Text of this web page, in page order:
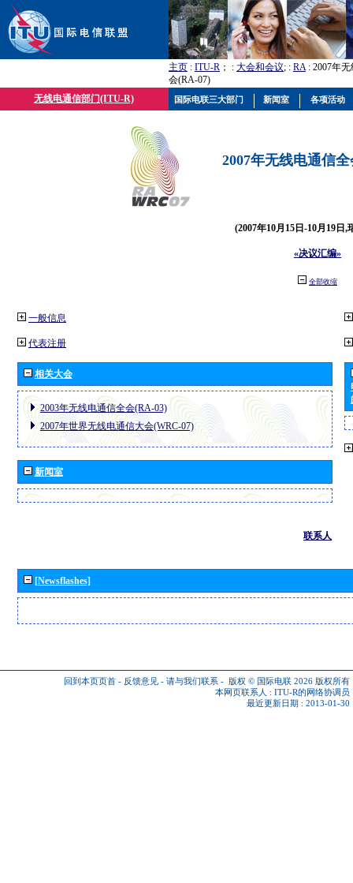
主页 : ITU-R ； : 大会和会议; : RA: 2007年
会(RA-07)
无线电通信部门(ITU-R)
2007年无线电通信
(2007年10月15日-10月19日,
«决议汇编»
全部收缩
一般信息
代表注册
相关大会
2003年无线电通信全会(RA-03)
2007年世界无线电通信大会(WRC-07)
新闻室
联系人
[Newsflashes]
回到本页页首 - 反馈意见 - 请与我们联系 - 版权 © 国际电联 2026 版权所有
本网页联系人 : ITU-R的网络协调员
最近更新日期 : 2013-01-30
国际电联三大部门 新闻室 各项活动